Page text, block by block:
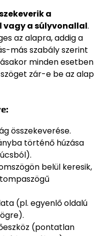
a
a súlyvonallal.
az alapra, addig a
más szabály szerint
minden esetben
zár-e be az alap
összekeverése.
történő húzása
belül keresik,
(pl. egyenlő oldalú
(pontatlan